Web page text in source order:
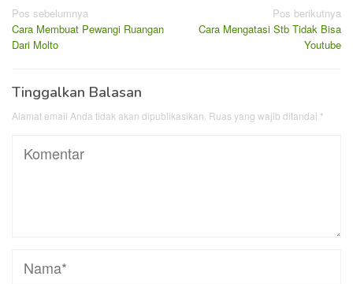
Navigasi
pos
Pos sebelumnya
Cara Membuat Pewangi Ruangan
Dari Molto
Pos berikutnya
Cara Mengatasi Stb Tidak Bisa
Youtube
Tinggalkan Balasan
Alamat email Anda tidak akan dipublikasikan. Ruas yang wajib ditandai *